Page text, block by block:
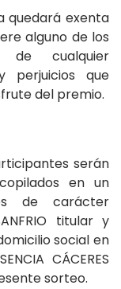
quedará exenta
alguno de los
de cualquier
perjuicios que
del premio.
serán
en un
de carácter
titular y
social en
CÁCERES
sorteo.